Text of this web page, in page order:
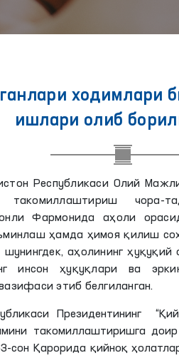
ходимлари
ишлари олиб
Республикаси Олий
такомиллаштириш чора-
Фармонида аҳоли
ҳамда ҳимоя қилиш
аҳолининг
инсон ҳуқуқлари ва
этиб белгиланган.
Президентининг
такомиллаштиришга
сон Қарорида қийноқ